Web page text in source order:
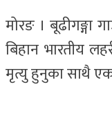
मोरङ । बूढीगङ्गा
बिहान भारतीय
मृत्यु हुनुका साथै